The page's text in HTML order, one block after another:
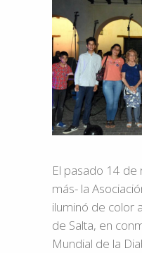
El pasado 14
más- la
iluminó de color
de Salta, en
Mundial de la